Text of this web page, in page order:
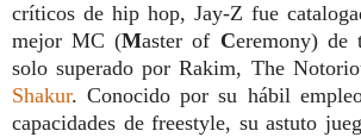
críticos de hip hop, Jay-Z fue
mejor MC (Master of Ceremony) de
solo superado por Rakim, The
Shakur. Conocido por su hábil
capacidades de freestyle, su astuto